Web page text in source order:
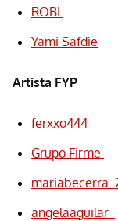
ROBI
Yami Safdie
Artista FYP
ferxxo444
Grupo Firme
angelaaguilar_